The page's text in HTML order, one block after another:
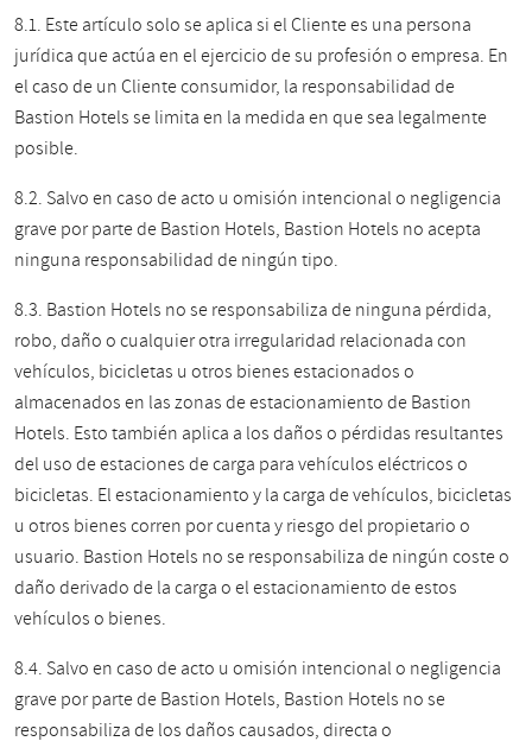
8.1. Este artículo solo se aplica si el Cliente es una persona
jurídica que actúa en el ejercicio de su profesión o empresa. En
el caso de un Cliente consumidor, la responsabilidad de
Bastion Hotels se limita en la medida en que sea legalmente
posible.
8.2. Salvo en caso de acto u omisión intencional o negligencia
grave por parte de Bastion Hotels, Bastion Hotels no acepta
ninguna responsabilidad de ningún tipo.
8.3. Bastion Hotels no se responsabiliza de ninguna pérdida,
robo, daño o cualquier otra irregularidad relacionada con
vehículos, bicicletas u otros bienes estacionados o
almacenados en las zonas de estacionamiento de Bastion
Hotels. Esto también aplica a los daños o pérdidas resultantes
del uso de estaciones de carga para vehículos eléctricos o
bicicletas. El estacionamiento y la carga de vehículos, bicicletas
u otros bienes corren por cuenta y riesgo del propietario o
usuario. Bastion Hotels no se responsabiliza de ningún coste o
daño derivado de la carga o el estacionamiento de estos
vehículos o bienes.
8.4. Salvo en caso de acto u omisión intencional o negligencia
grave por parte de Bastion Hotels, Bastion Hotels no se
responsabiliza de los daños causados, directa o